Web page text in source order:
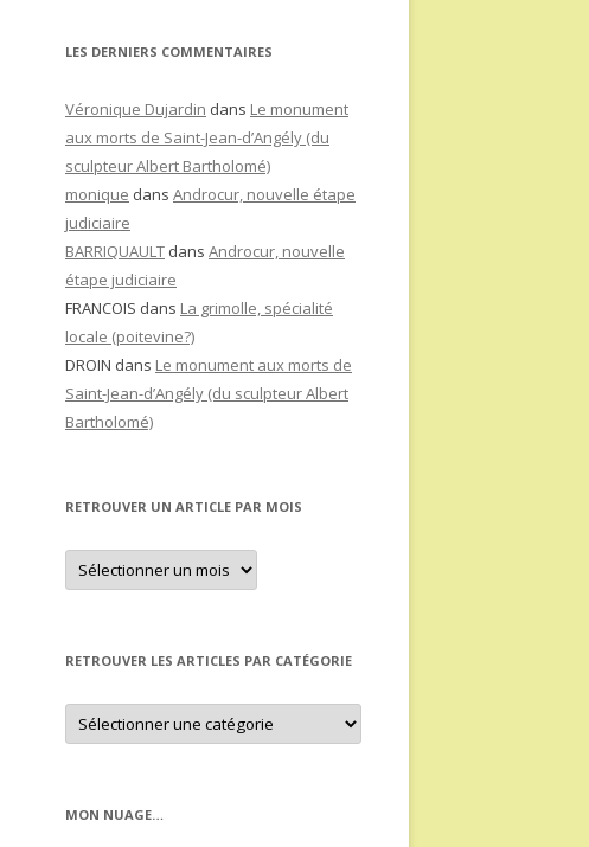
LES DERNIERS COMMENTAIRES
Véronique Dujardin dans Le monument
aux morts de Saint-Jean-d’Angély (du
sculpteur Albert Bartholomé)
monique dans Androcur, nouvelle étape
judiciaire
BARRIQUAULT dans Androcur, nouvelle
étape judiciaire
FRANCOIS dans La grimolle, spécialité
locale (poitevine?)
DROIN dans Le monument aux morts de
Saint-Jean-d’Angély (du sculpteur Albert
Bartholomé)
RETROUVER UN ARTICLE PAR MOIS
Retrouver
un
article
RETROUVER LES ARTICLES PAR CATÉGORIE
Retrouver
les
articles
MON NUAGE…